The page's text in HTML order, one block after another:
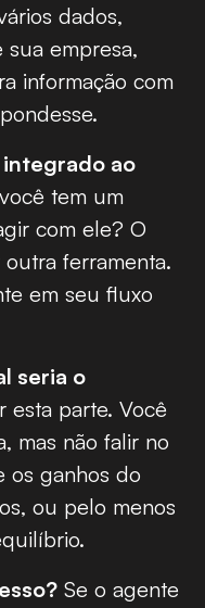
dados,
empresa,
informação com
ao
tem um
com ele? O
ferramenta.
em seu fluxo
seria o
esta parte. Você
mas não falir no
os ganhos do
ou pelo menos
Se o agente